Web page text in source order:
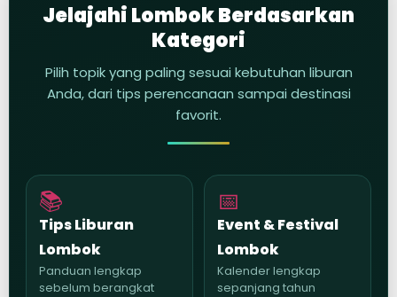
Jelajahi Lombok Berdasarkan
Kategori
Pilih topik yang paling sesuai kebutuhan liburan
Anda, dari tips perencanaan sampai destinasi
favorit.
📚
Tips Liburan
Lombok
Panduan lengkap
sebelum berangkat
📅
Event & Festival
Lombok
Kalender lengkap
sepanjang tahun